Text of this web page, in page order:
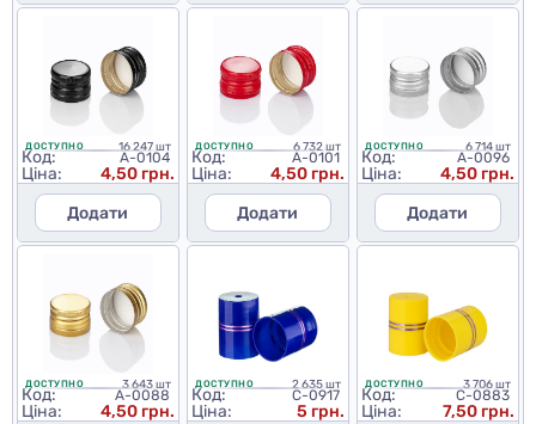
ДОСТУПНО 16 247 шт
Код: A-0104
Ціна:
4,50 грн.
Додати
ДОСТУПНО 6 732 шт
Код: A-0101
Ціна:
4,50 грн.
Додати
ДОСТУПНО 6 714 шт
Код: A-0096
Ціна:
4,50 грн.
Додати
ДОСТУПНО 3 643 шт
Код: A-0088
Ціна:
4,50 грн.
ДОСТУПНО 2 635 шт
Код: C-0917
Ціна:
5 грн.
ДОСТУПНО 3 706 шт
Код: C-0883
Ціна:
7,50 грн.